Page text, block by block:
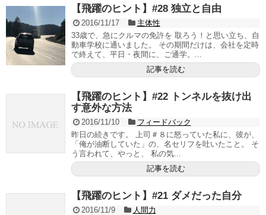
【飛躍のヒント】#28 独立と自由
2016/11/17
主体性
33歳で、急にクルマの免許を 取ろう！と思い立ち、自
動車学校に通いました。 その期間だけは、会社を定時
で終えて、平日・夜間に、ご通学。...
記事を読む
【飛躍のヒント】#22 トンネルを抜け出
す意外な方法
2016/11/10
フィードバック
昨日の続きです。 上司＃８に怒っていた私に、彼が、
「俺が油断していた」の、名セリフを吐いたこと。 そ
う言われて、やっと、 私の気...
記事を読む
【飛躍のヒント】#21 ダメだった自分
2016/11/9
人間力